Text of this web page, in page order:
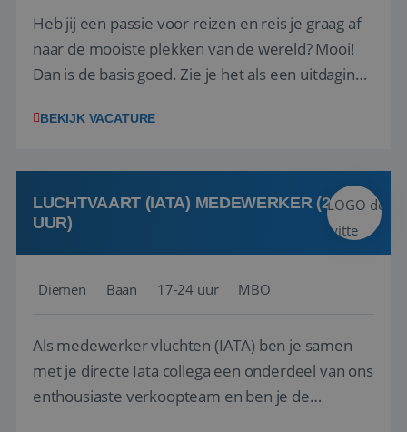
Heb jij een passie voor reizen en reis je graag af
naar de mooiste plekken van de wereld? Mooi!
Dan is de basis goed. Zie je het als een uitdaging
het samenstellen en boeken van de perfecte
deze onderdelen zijn nu samen gevoegd...
BEKIJK VACATURE
LUCHTVAART (IATA) MEDEWERKER (24-32
UUR)
Diemen Baan 17-24 uur MBO
Als medewerker vluchten (IATA) ben je samen
met je directe Iata collega een onderdeel van ons
enthousiaste verkoopteam en ben je de